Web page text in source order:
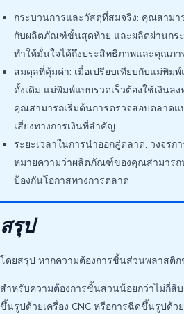
กระบวนการและวัสดุที่สมจริง: คุณสาม
กับผลิตภัณฑ์ขั้นสุดท้าย และผลิตผ่านกร
ทำให้มั่นใจได้ถึงประสิทธิภาพและคุณภ
สมดุลที่คุ้มค่า: เมื่อเปรียบเทียบกับแม่พิม
ดั้งเดิม แม่พิมพ์แบบรวดเร็วต้องใช้เงินล
คุณสามารถเริ่มต้นการตรวจสอบตลาดแ
เสี่ยงทางการเงินที่สำคัญ
ระยะเวลาในการนำออกสู่ตลาด: วงจร
หมายความว่าผลิตภัณฑ์ของคุณสามารถ
ป้องกันโอกาสทางการตลาด
สรุป
โดยสรุป หากความต้องการชิ้นส่วนพลาสติ
สำหรับความต้องการชิ้นส่วนน้อยกว่าไม่กี่สิ
ขึ้นรูปด้วยเครื่อง CNC หรือการฉีดขึ้นรูปด้